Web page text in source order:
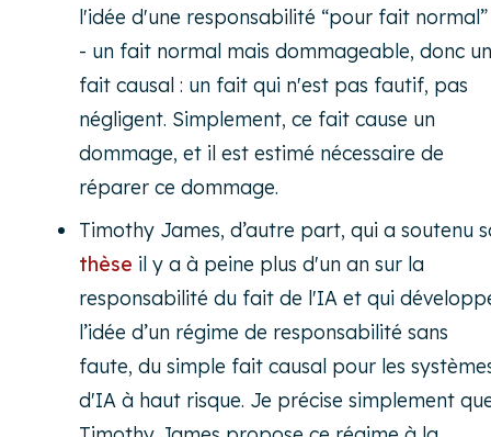
l'idée d'une responsabilité “pour fait normal”
- un fait normal mais dommageable, donc un
fait causal : un fait qui n'est pas fautif, pas
négligent. Simplement, ce fait cause un
dommage, et il est estimé nécessaire de
réparer ce dommage.
Timothy James, d’autre part, qui a soutenu
thèse il y a à peine plus d'un an sur la
responsabilité du fait de l'IA et qui
l’idée d’un régime de responsabilité sans
faute, du simple fait causal pour les
d'IA à haut risque. Je précise simplement